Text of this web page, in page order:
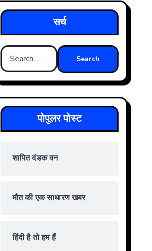
सर्च
Search
for:
पोपुलर पोस्ट
शापित दंडक वन
मौत की एक साधारण खबर
हिंदी है तो हम हैं